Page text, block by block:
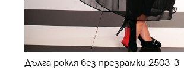
Дълга рокля без презрамки 2503-3